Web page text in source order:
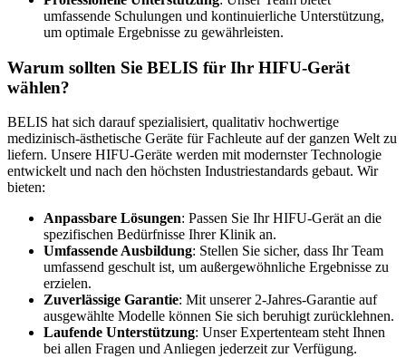
umfassende Schulungen und kontinuierliche Unterstützung,
um optimale Ergebnisse zu gewährleisten.
Warum sollten Sie BELIS für Ihr HIFU-Gerät
wählen?
BELIS hat sich darauf spezialisiert, qualitativ hochwertige
medizinisch-ästhetische Geräte für Fachleute auf der ganzen Welt zu
liefern. Unsere HIFU-Geräte werden mit modernster Technologie
entwickelt und nach den höchsten Industriestandards gebaut. Wir
bieten:
Anpassbare Lösungen: Passen Sie Ihr HIFU-Gerät an die
spezifischen Bedürfnisse Ihrer Klinik an.
Umfassende Ausbildung: Stellen Sie sicher, dass Ihr Team
umfassend geschult ist, um außergewöhnliche Ergebnisse zu
erzielen.
Zuverlässige Garantie: Mit unserer 2-Jahres-Garantie auf
ausgewählte Modelle können Sie sich beruhigt zurücklehnen.
Laufende Unterstützung: Unser Expertenteam steht Ihnen
bei allen Fragen und Anliegen jederzeit zur Verfügung.